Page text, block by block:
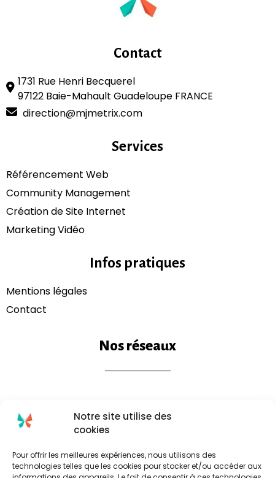
Notre site utilise des
cookies
Pour offrir les meilleures expériences, nous utilisons des
technologies telles que les cookies pour stocker et/ou accéder aux
Contact
1731 Rue Henri Becquerel
97122 Baie-Mahault Guadeloupe FRANCE
direction@mjmetrix.com
Services
Référencement Web
Community Management
Création de Site Internet
Marketing Vidéo
Infos pratiques
Mentions légales​
Contact
Nos réseaux